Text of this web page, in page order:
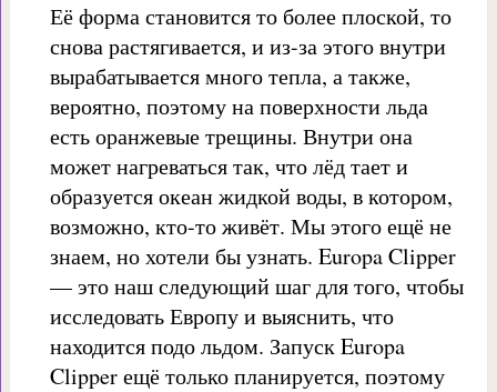
Её форма становится то более плоской, то
снова растягивается, и из-за этого внутри
вырабатывается много тепла, а также,
вероятно, поэтому на поверхности льда
есть оранжевые трещины. Внутри она
может нагреваться так, что лёд тает и
образуется океан жидкой воды, в котором,
возможно, кто-то живёт. Мы этого ещё не
знаем, но хотели бы узнать. Europa Clipper
— это наш следующий шаг для того, чтобы
исследовать Европу и выяснить, что
находится подо льдом. Запуск Europa
Clipper ещё только планируется, поэтому